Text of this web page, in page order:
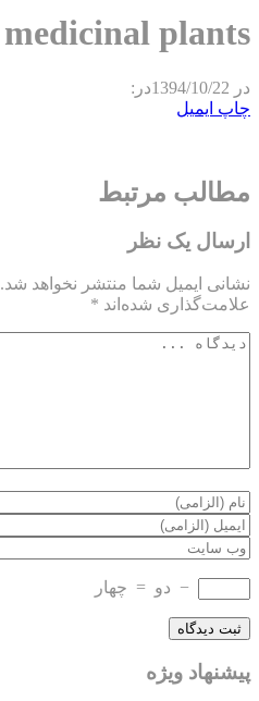
medicinal plants
در 1394/10/22در:
چاپ ایمیل
مطالب مرتبط
ارسال یک نظر
نشانی ایمیل شما منتشر نخواهد شد.
علامت‌گذاری شده‌اند *
− دو = چهار
پیشنهاد ویژه